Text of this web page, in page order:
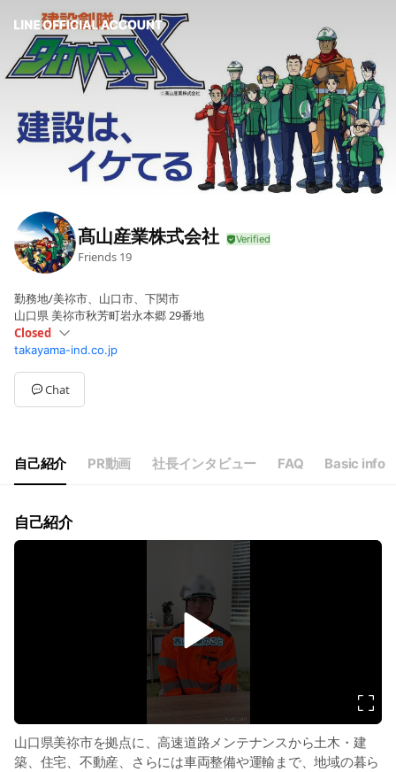
髙山産業株式会社
Friends 19
勤務地/美祢市、山口市、下関市
山口県 美祢市秋芳町岩永本郷 29番地
Closed
SunClosed
Mon08:00 - 17:00
Tue08:00 - 17:00
Wed08:00 - 17:00
SatClosed
takayama-ind.co.jp
Chat
自己紹介 PR動画 社長インタビュー FAQ Basic info
自己紹介
v
i
e
o
山口県美祢市を拠点に、高速道路メンテナンスから土木・建
築、住宅、不動産、さらには車両整備や運輸まで、地域の暮ら